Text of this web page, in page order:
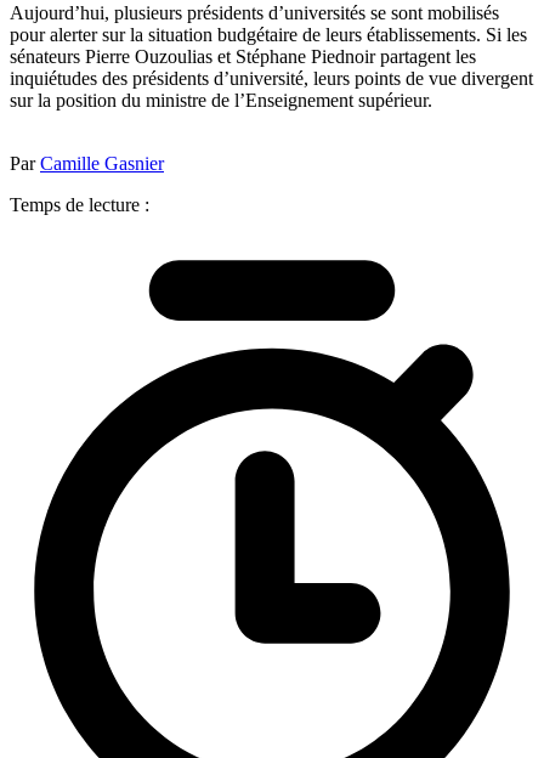
Aujourd’hui, plusieurs présidents d’universités se sont mobilisés
pour alerter sur la situation budgétaire de leurs établissements. Si les
sénateurs Pierre Ouzoulias et Stéphane Piednoir partagent les
inquiétudes des présidents d’université, leurs points de vue divergent
sur la position du ministre de l’Enseignement supérieur.
ParCamille Gasnier
Temps de lecture :